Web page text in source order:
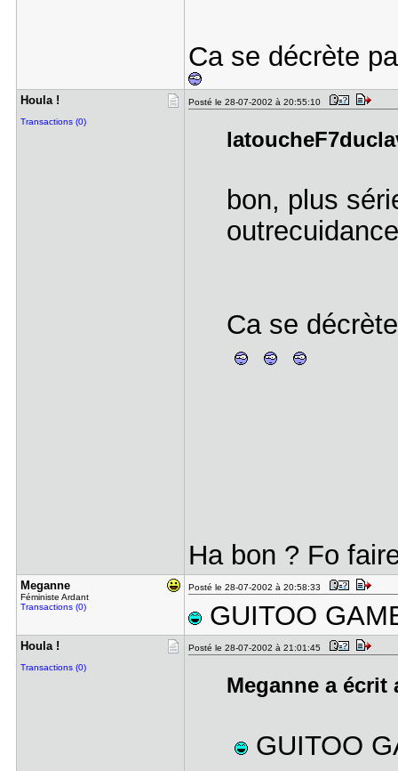
Ca se décrète
Houla !
Transactions (0)
Posté le 28-07-2002 à 20:55:10
bon, plus
Ca se
Ha bon ? Fo
Meganne
Féministe Ardant
Transactions (0)
Posté le 28-07-2002 à 20:58:33
GUITOO
Houla !
Transactions (0)
Posté le 28-07-2002 à 21:01:45
Meganne a
GUITOO